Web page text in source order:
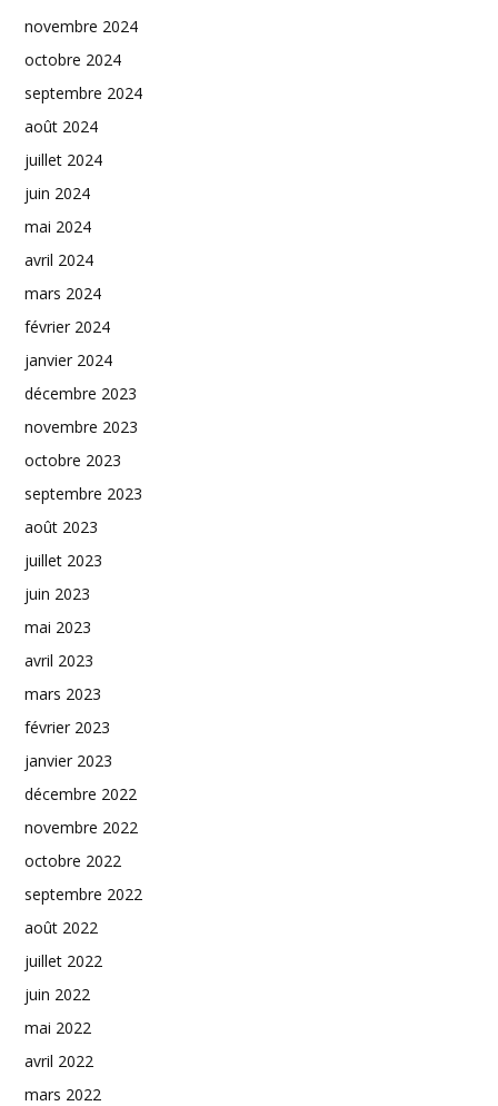
novembre 2024
octobre 2024
septembre 2024
août 2024
juillet 2024
juin 2024
mai 2024
avril 2024
mars 2024
février 2024
janvier 2024
décembre 2023
novembre 2023
octobre 2023
septembre 2023
août 2023
juillet 2023
juin 2023
mai 2023
avril 2023
mars 2023
février 2023
janvier 2023
décembre 2022
novembre 2022
octobre 2022
septembre 2022
août 2022
juillet 2022
juin 2022
mai 2022
avril 2022
mars 2022